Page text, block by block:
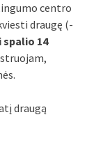
centro
draugę (-
14
draugą